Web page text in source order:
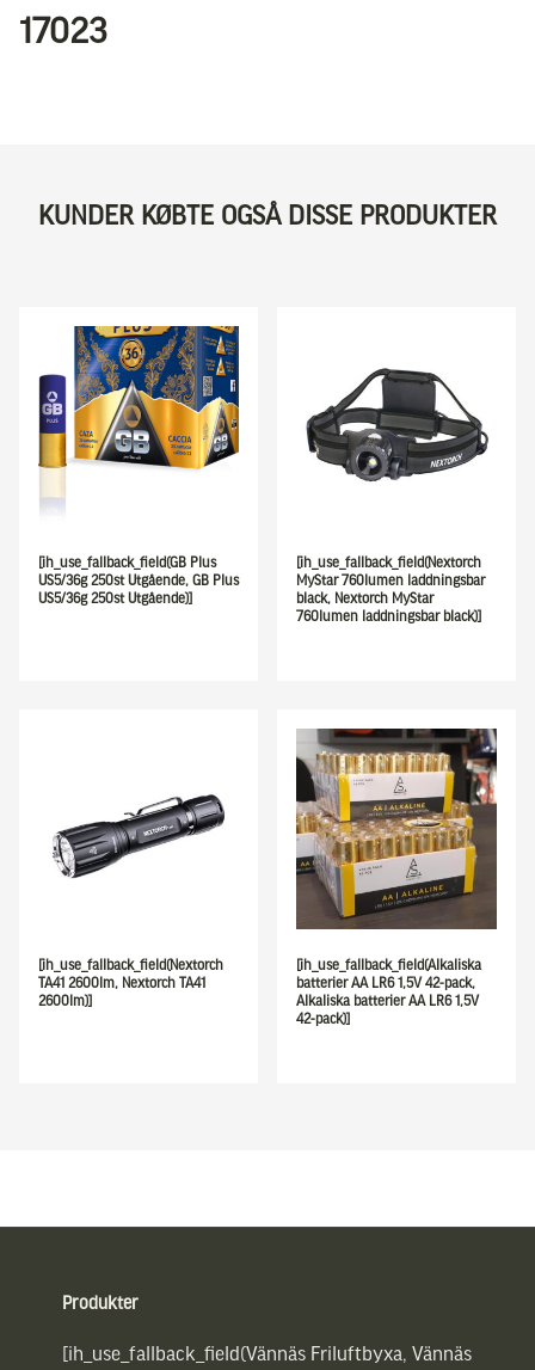
17023
KUNDER KØBTE OGSÅ DISSE PRODUKTER
[ih_use_fallback_field(GB Plus
US5/36g 250st Utgående, GB Plus
US5/36g 250st Utgående)]
[ih_use_fallback_field(Nextorch
MyStar 760lumen laddningsbar
black, Nextorch MyStar
760lumen laddningsbar black)]
[ih_use_fallback_field(Nextorch
TA41 2600lm, Nextorch TA41
2600lm)]
[ih_use_fallback_field(Alkaliska
batterier AA LR6 1,5V 42-pack,
Alkaliska batterier AA LR6 1,5V
42-pack)]
Produkter
[ih_use_fallback_field(Vännäs Friluftbyxa, Vännäs